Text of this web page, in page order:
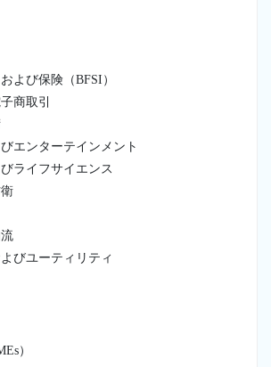
よび保険（BFSI）
商取引
エンターテインメント
ライフサイエンス
びユーティリティ
）